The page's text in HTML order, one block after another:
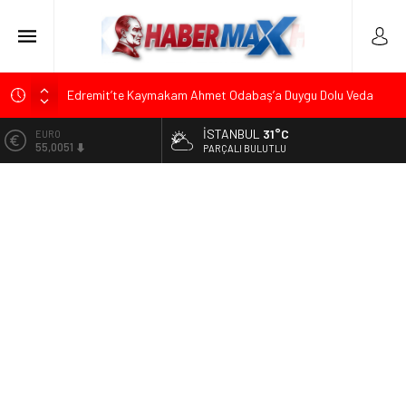
Edremit’te Kaymakam Ahmet Odabaş’a Duygu Dolu Veda
Tarihçi Yusuf Halaçoğlu’ndan TBMM’ye Sunulan Yasa Teklifine
Sert Eleştiri: “Osmanlı’nın Hukuk Anlayışının Gerisine
ALTIN
6.584,66
İSTANBUL 31°C
PARÇALI BULUTLU